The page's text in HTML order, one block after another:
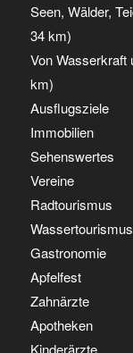
Seen, Wälder,
34 km)
Von Wasserkraft
km)
Ausflugsziele
Immobilien
Sehenswertes
Vereine
Radtourismus
Wassertourismus
Gastronomie
Apfelfest
Zahnärzte
Apotheken
Kinderärzte